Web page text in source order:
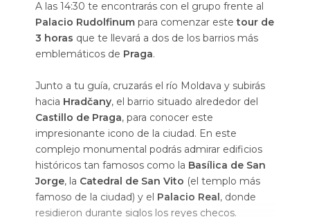
A las 14:30 te encontrarás con el grupo frente al
Palacio Rudolfinum para comenzar estetour de
3 horas que te llevará a dos de los barrios más
emblemáticos de Praga.
Junto a tu guía, cruzarás el río Moldava y subirás
hacia Hradčany, el barrio situado alrededor del
Castillo de Praga, para conocer este
impresionante icono de la ciudad. En este
complejo monumental podrás admirar edificios
históricos tan famosos como la Basílica de San
Jorge, la Catedral de San Vito (el templo más
famoso de la ciudad) y el Palacio Real, donde
residieron durante siglos los reyes checos.